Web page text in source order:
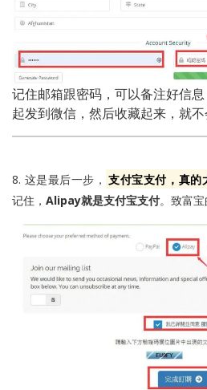
记住邮箱跟密码，可以备注好信
起发到微信，然后收藏起来，就
8. 这是最后一步， 支付宝支付，真的
记住， Alipay就是支付宝支付。致富宝